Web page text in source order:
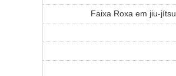
Faixa Roxa em jiu-